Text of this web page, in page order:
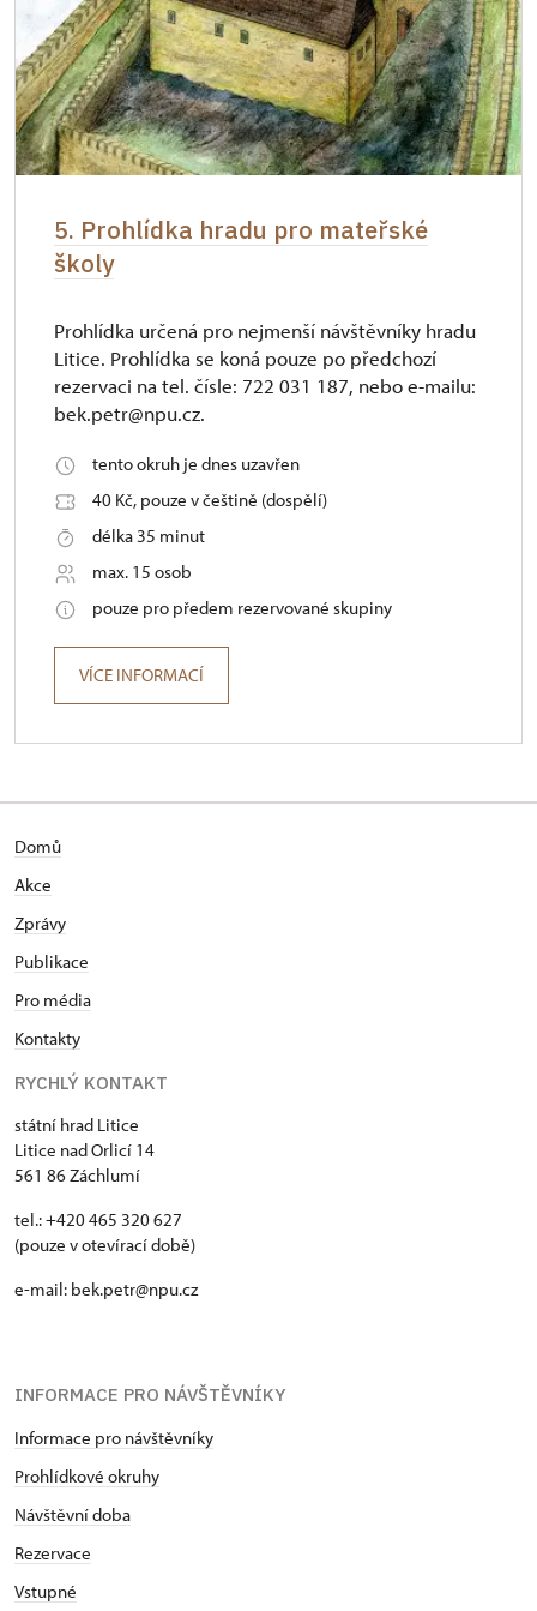
5. Prohlídka hradu pro mateřské
školy
Prohlídka určená pro nejmenší návštěvníky hradu
Litice. Prohlídka se koná pouze po předchozí
rezervaci na tel. čísle: 722 031 187, nebo e-mailu:
bek.petr@npu.cz.
tento okruh je dnes uzavřen
40 Kč, pouze v češtině (dospělí)
délka 35 minut
max. 15 osob
pouze pro předem rezervované skupiny
VÍCE INFORMACÍ
Domů
Akce
Zprávy
Publikace
Pro média
Kontakty
RYCHLÝ KONTAKT
státní hrad Litice
Litice nad Orlicí 14
561 86 Záchlumí
tel.: +420 465 320 627
(pouze v otevírací době)
e-mail: bek.petr@npu.cz
INFORMACE PRO NÁVŠTĚVNÍKY
Informace pro návštěvníky
Prohlídkové okruhy
Návštěvní doba
Rezervace
Vstupné